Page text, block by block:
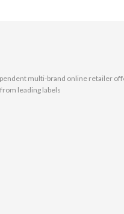
multi-brand online retailer
leading labels.